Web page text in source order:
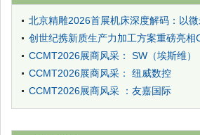
北京精雕2026首展机床深度解码：以
创世纪携新质生产力加工方案重磅亮
CCMT2026展商风采： SW（埃斯维）
CCMT2026展商风采： 纽威数控
CCMT2026展商风采 ：友嘉国际